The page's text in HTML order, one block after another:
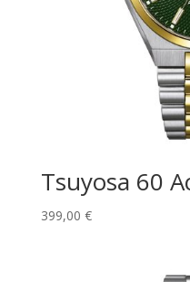
Tsuyosa 60
399,00 €